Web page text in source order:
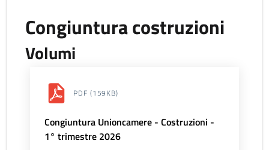
Congiuntura costruzioni
Volumi
PDF (159KB)
Congiuntura Unioncamere - Costruzioni -
1° trimestre 2026